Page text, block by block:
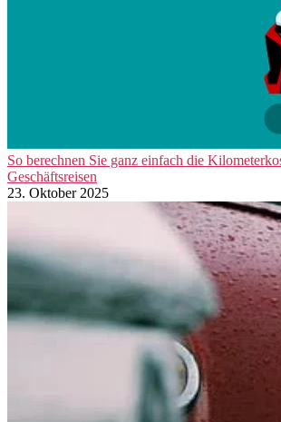
So berechnen Sie ganz einfach die
Geschäftsreisen
23. Oktober 2025